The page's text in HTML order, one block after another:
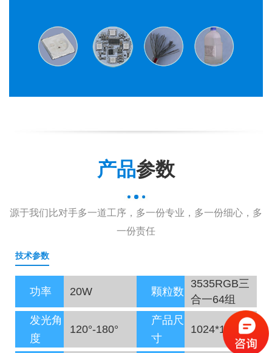
产品参数
源于我们比对手多一道工序，多一份专业，多一份细心，多
一份责任
技术参数
功率 20W 颗粒数
3535RGB三
合一64组
发光角
度
120°-180°
产品尺
寸
1024*12*22